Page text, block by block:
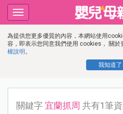
為提供您更多優質的內容，本網站使用
容，即表示您同意我們使用 cookies， 關
權說明 。
我知道了
Toggle
navigation
關鍵字 宜蘭抓周 共有1筆